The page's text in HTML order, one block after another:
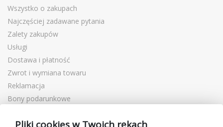
Wszystko o zakupach
Najczęściej zadawane pytania
Zalety zakupów
Usługi
Dostawa i płatność
Zwrot i wymiana towaru
Reklamacja
Bony podarunkowe
Blog
Pliki cookies w Twoich rękach